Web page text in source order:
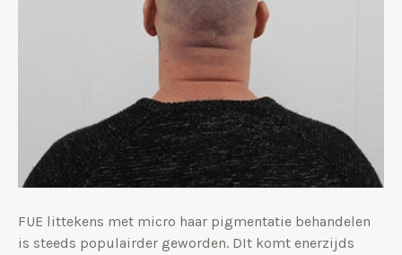
FUE littekens met micro haar pigmentatie behandelen
is steeds populairder geworden. DIt komt enerzijds